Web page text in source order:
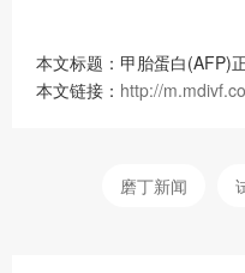
本文标题：甲胎蛋白(AFP)
本文链接： http://
磨丁新闻